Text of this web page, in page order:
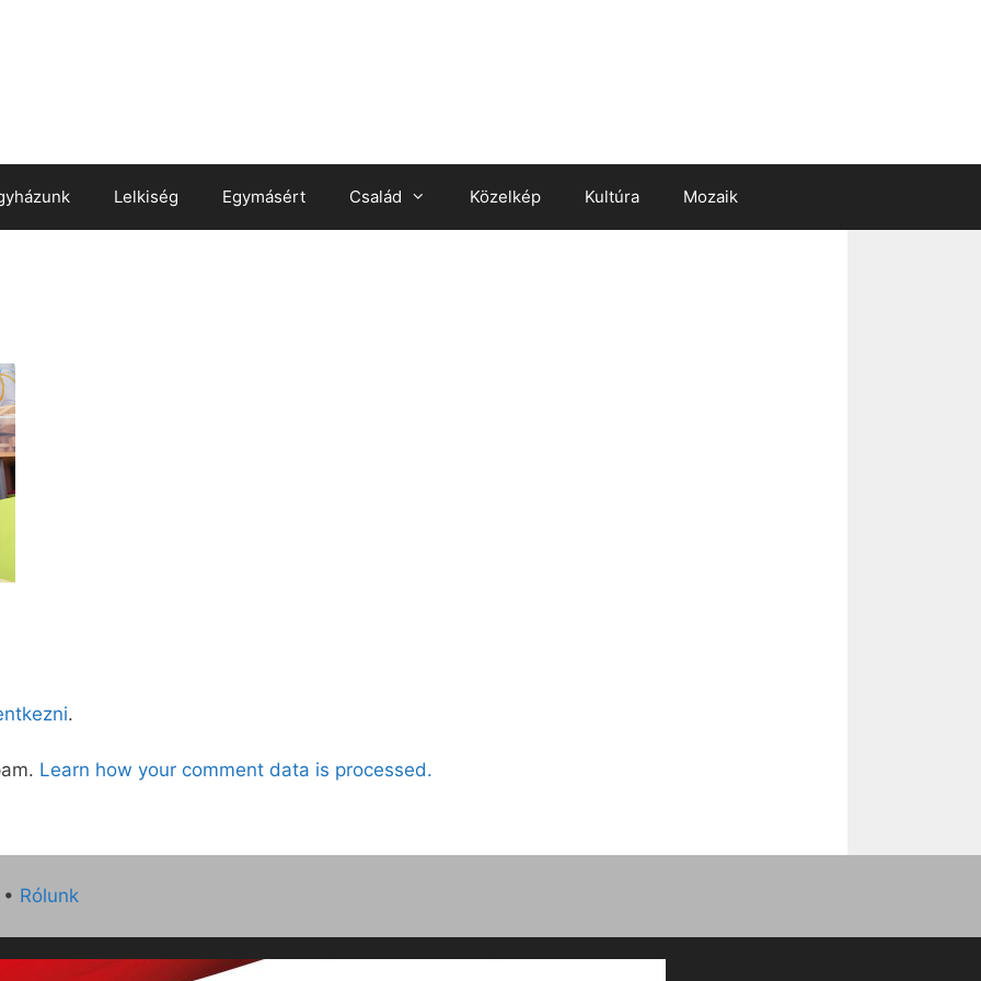
Lelkiség Egymásért Család Közelkép Kultúra Mozaik
.
Learn how your comment data is processed.
• Rólunk